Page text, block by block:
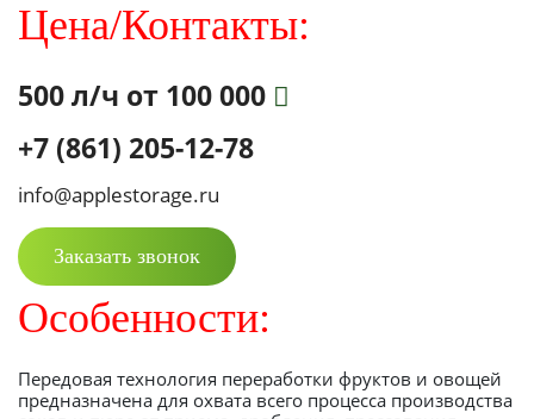
Цена/Контакты:
500 л/ч от 100 000
+7 (861) 205-12-78
info@applestorage.ru
Заказать звонок
Особенности:
Передовая технология переработки фруктов и овощей
предназначена для охвата всего процесса производства